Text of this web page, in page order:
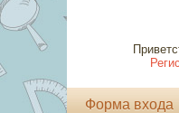
Форма входа